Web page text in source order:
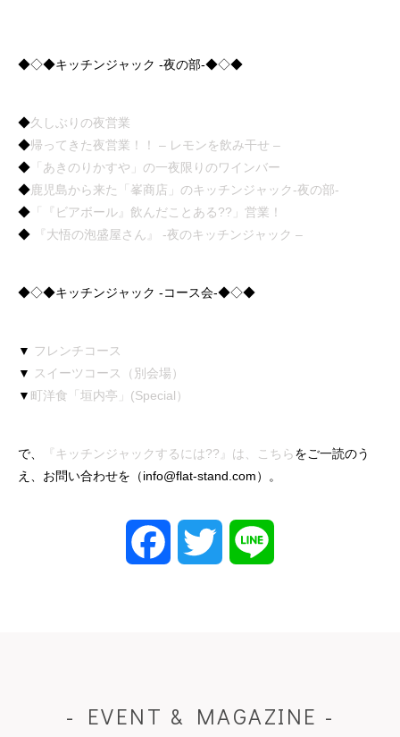
◆◇◆キッチンジャック -夜の部-◆◇◆
◆久しぶりの夜営業
◆帰ってきた夜営業！！ – レモンを飲み干せ –
◆ 「あきのりかすや」の一夜限りのワインバー
◆鹿児島から来た「峯商店」のキッチンジャック-夜の部-
◆ 「『ビアボール』飲んだことある??」営業！
◆
『大悟の泡盛屋さん』 -夜のキッチンジャック –
◆◇◆キッチンジャック -コース会-◆◇◆
▼ フレンチコース
▼ スイーツコース（別会場）
▼ 町洋食「垣内亭」(Special）
で、 『キッチンジャックするには??』は、こちらをご一読のう
え、お問い合わせを（info@flat-stand.com）。
Facebook Twitter
- EVENT & MAGAZINE -